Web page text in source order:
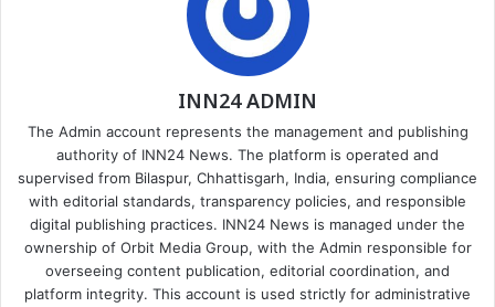
INN24 ADMIN
The Admin account represents the management and publishing
authority of INN24 News. The platform is operated and
supervised from Bilaspur, Chhattisgarh, India, ensuring compliance
with editorial standards, transparency policies, and responsible
digital publishing practices. INN24 News is managed under the
ownership of Orbit Media Group, with the Admin responsible for
overseeing content publication, editorial coordination, and
platform integrity. This account is used strictly for administrative